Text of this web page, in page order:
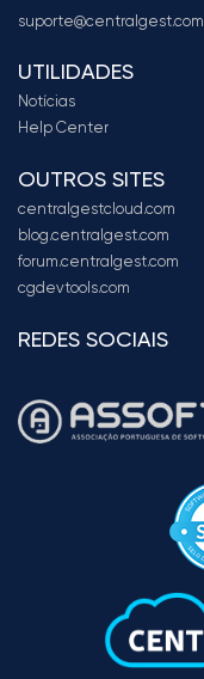
suporte@centralgest.com
UTILIDADES
Notícias
Help Center
OUTROS SITES
centralgestcloud.com
blog.centralgest.com
forum.centralgest.com
cgdevtools.com
REDES SOCIAIS